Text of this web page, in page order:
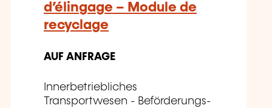
d’élingage – Module de
recyclage
AUF ANFRAGE
Innerbetriebliches
Transportwesen - Beförderungs-